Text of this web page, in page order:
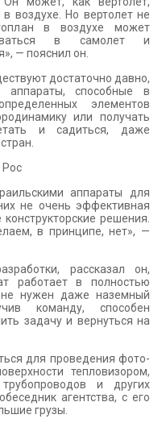
воздухе. Но вертолет не
в воздухе может
в самолет и
— пояснил он.
достаточно давно,
аппараты, способные в
элементов
или получать
и садиться, даже
Рос
аппараты для
не очень эффективная
решения.
в принципе, нет», —
рассказал он,
работает в полностью
нужен даже наземный
команду, способен
задачу и вернуться на
для проведения фото-
тепловизором,
и других
агентства, с его
грузы.